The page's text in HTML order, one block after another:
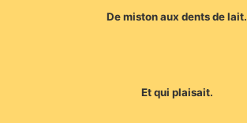
De miston aux dents de lait.
Et qui plaisait.